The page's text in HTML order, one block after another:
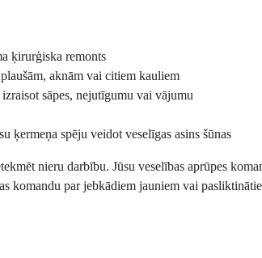
ķirurģiska remonts
aknām vai citiem kauliem
sāpes, nejutīgumu vai vājumu
ķermeņa spēju veidot veselīgas asins šūnas
nieru darbību. Jūsu veselības aprūpes
komandu par jebkādiem jauniem vai